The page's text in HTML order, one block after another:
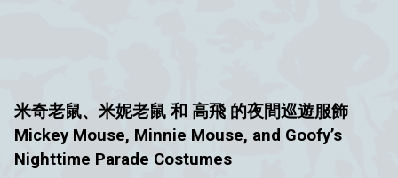
米奇老鼠、米妮老鼠 和 高飛 的夜間巡遊服飾
Mickey Mouse, Minnie Mouse, and Goofy’s
Nighttime Parade Costumes